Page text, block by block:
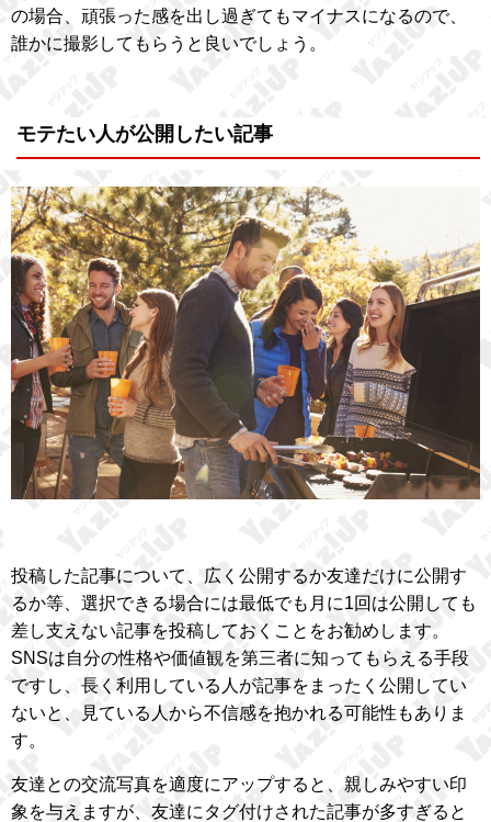
の場合、頑張った感を出し過ぎてもマイナスになるので、
誰かに撮影してもらうと良いでしょう。
モテたい人が公開したい記事
投稿した記事について、広く公開するか友達だけに公開す
るか等、選択できる場合には最低でも月に1回は公開しても
差し支えない記事を投稿しておくことをお勧めします。
SNSは自分の性格や価値観を第三者に知ってもらえる手段
ですし、長く利用している人が記事をまったく公開してい
ないと、見ている人から不信感を抱かれる可能性もありま
す。
友達との交流写真を適度にアップすると、親しみやすい印
象を与えますが、友達にタグ付けされた記事が多すぎると